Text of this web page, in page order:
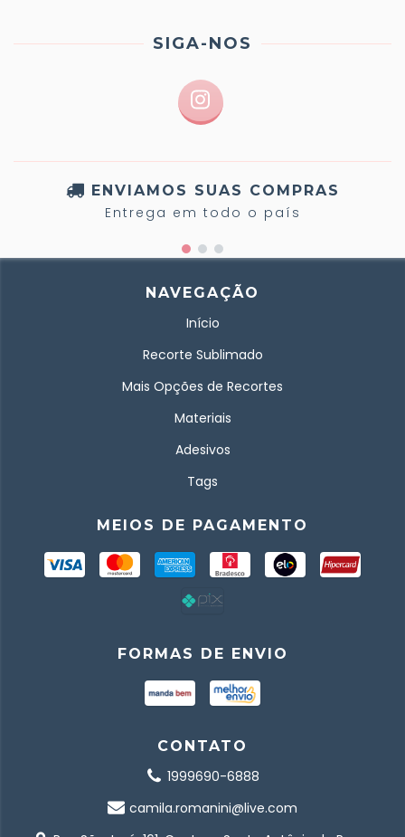
SIGA-NOS
ENVIAMOS SUAS COMPRAS
Entrega em todo o país
NAVEGAÇÃO
Início
Recorte Sublimado
Mais Opções de Recortes
Materiais
Adesivos
Tags
MEIOS DE PAGAMENTO
FORMAS DE ENVIO
CONTATO
1999690-6888
camila.romanini@live.com